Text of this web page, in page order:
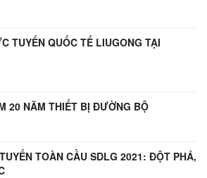
TUYẾN QUỐC TẾ LIUGONG TẠI
20 NĂM THIẾT BỊ ĐƯỜNG BỘ
TOÀN CẦU SDLG 2021: ĐỘT PHÁ,